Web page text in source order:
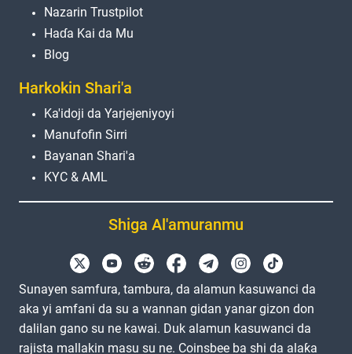
Nazarin Trustpilot
Haɗa Kai da Mu
Blog
Harkokin Shari'a
Ka'idoji da Yarjejeniyoyi
Manufofin Sirri
Bayanan Shari'a
KYC & AML
Shiga Al'amuranmu
Sunayen samfura, tambura, da alamun kasuwanci da
aka yi amfani da su a wannan gidan yanar gizon don
dalilan gano su ne kawai. Duk alamun kasuwanci da
rajista mallakin masu su ne. Coinsbee ba shi da alaƙa